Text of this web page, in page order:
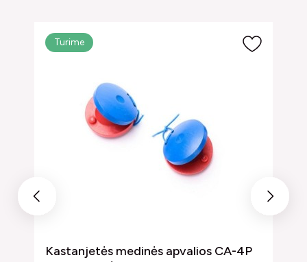
Previous
Turime
Kastanjetės medinės apvalios CA-4P
Next